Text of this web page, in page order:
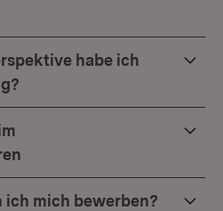
habe ich
ich mich bewerben?